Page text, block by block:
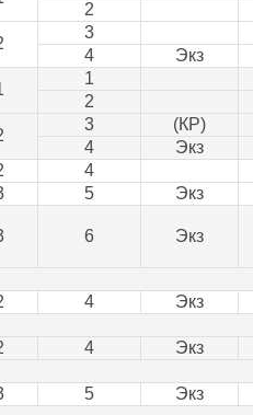
2
3
4
Экз
1
2
3 (КР)
4
Экз
4
5 Экз
6 Экз
4
Экз
4
Экз
5
Экз